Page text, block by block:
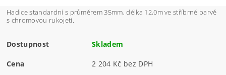
Hadice standardní s průměrem 35mm, délka 12,0m ve stříbrné barvě
s chromovou rukojetí.
Dostupnost Skladem
Cena 2 204 Kč bez DPH